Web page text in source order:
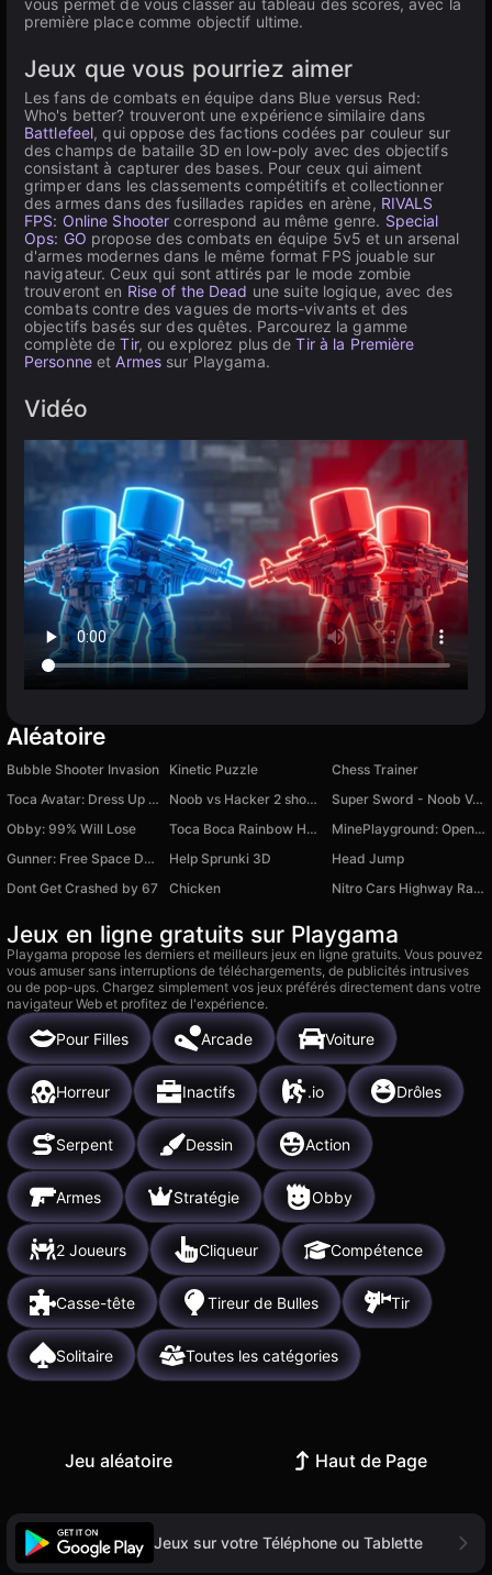
vous permet de vous classer au tableau des scores, avec la
première place comme objectif ultime.
Jeux que vous pourriez aimer
Les fans de combats en équipe dans Blue versus Red:
Who's better? trouveront une expérience similaire dans
Battlefeel, qui oppose des factions codées par couleur sur
des champs de bataille 3D en low-poly avec des objectifs
consistant à capturer des bases. Pour ceux qui aiment
grimper dans les classements compétitifs et collectionner
des armes dans des fusillades rapides en arène, RIVALS
FPS: Online Shooter correspond au même genre. Special
Ops: GO propose des combats en équipe 5v5 et un arsenal
d'armes modernes dans le même format FPS jouable sur
navigateur. Ceux qui sont attirés par le mode zombie
trouveront en Rise of the Dead une suite logique, avec des
combats contre des vagues de morts-vivants et des
objectifs basés sur des quêtes. Parcourez la gamme
complète deTir, ou explorez plus deTir à la Première
PersonneetArmes sur Playgama.
Vidéo
Aléatoire
Bubble Shooter Invasion Kinetic Puzzle
Chess Trainer
Toca Avatar: Dress Up World
Noob vs Hacker 2 shooter
Super Sword - Noob Vs Zombies
Obby: 99% Will Lose
Toca Boca Rainbow House
MinePlayground: Open World
Gunner: Free Space Defender
Help Sprunki 3D
Head Jump
Dont Get Crashed by 67
Chicken Nitro Cars Highway Race
Jeux en ligne gratuits sur Playgama
Playgama propose les derniers et meilleurs jeux en ligne gratuits. Vous pouvez
vous amuser sans interruptions de téléchargements, de publicités intrusives
ou de pop-ups. Chargez simplement vos jeux préférés directement dans votre
navigateur Web et profitez de l'expérience.
Pour Filles Arcade Voiture
Horreur Inactifs .io Drôles
Serpent Dessin Action
Armes Stratégie Obby
2 Joueurs Cliqueur Compétence
Casse-tête Tireur de Bulles Tir
Solitaire Toutes les catégories
Jeu aléatoire Haut de Page
Jeux sur votre Téléphone ou Tablette